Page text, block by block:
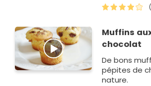
Muffins
chocolat
De bons
pépites de
nature.